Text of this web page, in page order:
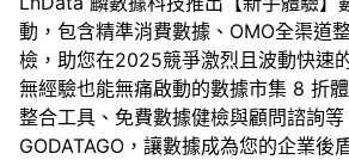
動，包含精準消費數據、OMO全渠道
檢，助您在2025競爭激烈且波動快速
無經驗也能無痛啟動的數據市集 8 折
整合工具、免費數據健檢與顧問諮詢
GODATAGO，讓數據成為您的企業後